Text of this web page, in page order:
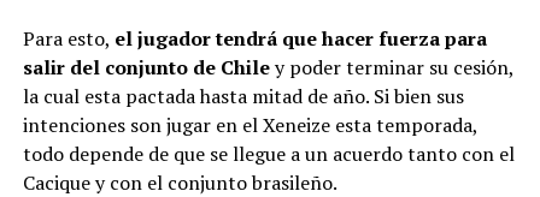
Para esto, el jugador tendrá que hacer fuerza para
salir del conjunto de Chiley poder terminar su cesión,
la cual esta pactada hasta mitad de año. Si bien sus
intenciones son jugar en el Xeneize esta temporada,
todo depende de que se llegue a un acuerdo tanto con el
Cacique y con el conjunto brasileño.